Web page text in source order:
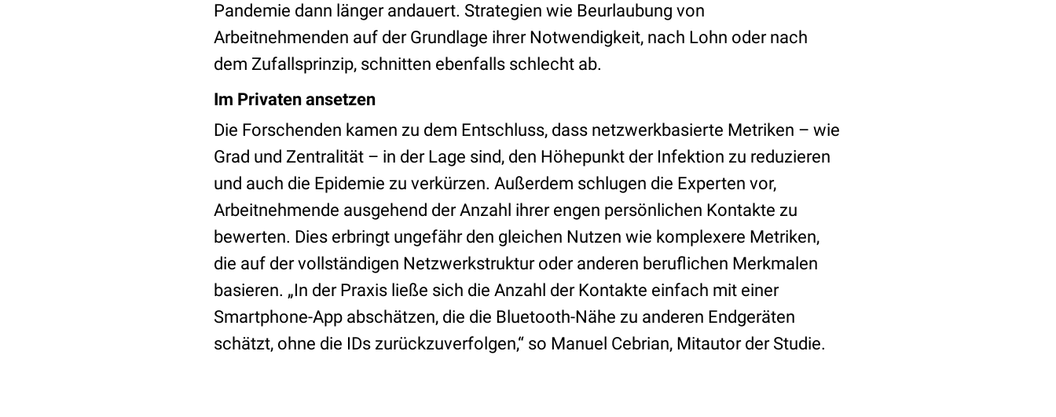
Pandemie dann länger andauert. Strategien wie Beurlaubung von
Arbeitnehmenden auf der Grundlage ihrer Notwendigkeit, nach Lohn oder nach
dem Zufallsprinzip, schnitten ebenfalls schlecht ab.
Im Privaten ansetzen
Die Forschenden kamen zu dem Entschluss, dass netzwerkbasierte Metriken – wie
Grad und Zentralität – in der Lage sind, den Höhepunkt der Infektion zu reduzieren
und auch die Epidemie zu verkürzen. Außerdem schlugen die Experten vor,
Arbeitnehmende ausgehend der Anzahl ihrer engen persönlichen Kontakte zu
bewerten. Dies erbringt ungefähr den gleichen Nutzen wie komplexere Metriken,
die auf der vollständigen Netzwerkstruktur oder anderen beruflichen Merkmalen
basieren. „In der Praxis ließe sich die Anzahl der Kontakte einfach mit einer
Smartphone-App abschätzen, die die Bluetooth-Nähe zu anderen Endgeräten
schätzt, ohne die IDs zurückzuverfolgen,“ so Manuel Cebrian, Mitautor der Studie.